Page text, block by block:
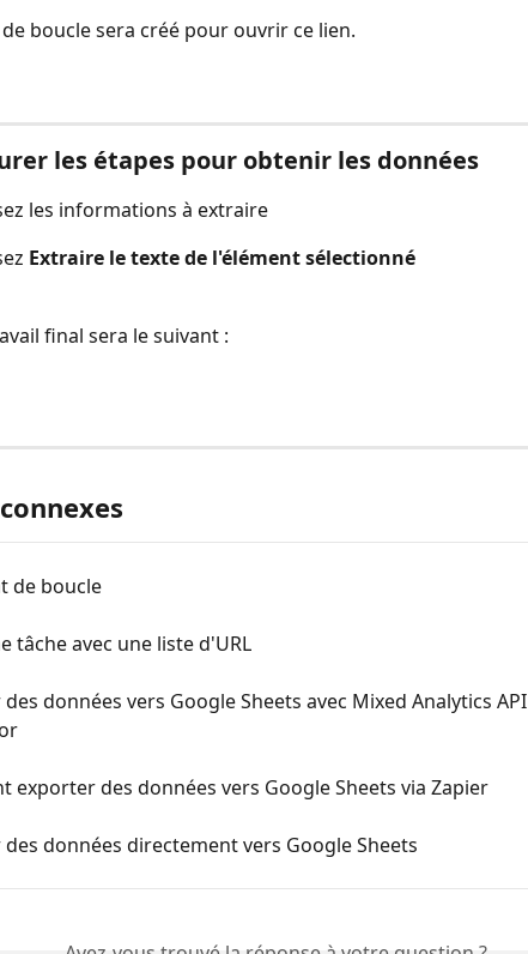
boucle sera créé pour ouvrir ce lien.
les étapes pour obtenir les données
les informations à extraire
Extraire le texte de l'élément sélectionné
final sera le suivant :
de boucle
tâche avec une liste d'URL
données vers Google Sheets avec Mixed Analytics API
exporter des données vers Google Sheets via Zapier
données directement vers Google Sheets